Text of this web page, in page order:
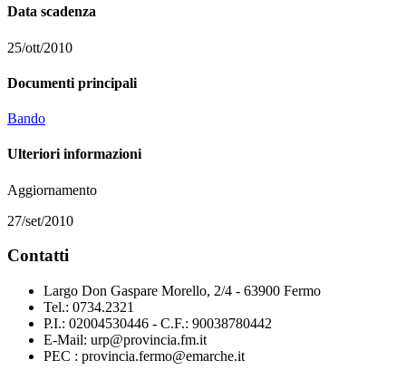
Data scadenza
25/ott/2010
Documenti principali
Bando
Ulteriori informazioni
Aggiornamento
27/set/2010
Contatti
Largo Don Gaspare Morello, 2/4 - 63900 Fermo
Tel.: 0734.2321
P.I.: 02004530446 - C.F.: 90038780442
E-Mail: urp@provincia.fm.it
PEC : provincia.fermo@emarche.it